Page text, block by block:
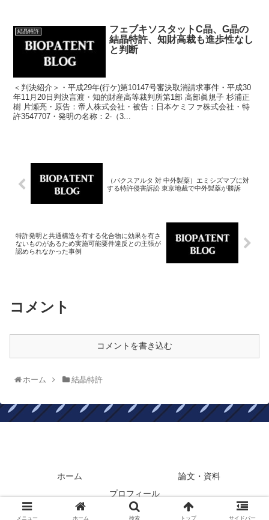
結晶特許
フェブキソスタットC晶、G晶の
結晶特許、知財高裁も進歩性なし
と判断
＜判決紹介＞・平成29年(行ケ)第10147号審決取消請求事件・平成30
年11月20日判決言渡・知的財産高等裁判所第1部 高部眞規子 杉浦正
樹 片瀬亮・原告：帝人株式会社・被告：日本ケミファ株式会社・特
許3547707・発明の名称：2-（3...
（バクスアルタ 対 中外製薬）エミシズマブに対
する特許侵害訴訟 東京地裁で中外製薬が勝訴
特許発明と共通構造を有する化合物に効果を有さ
ないものがあるため実施可能要件違反との主張が
認められなかった事例
コメント
コメントを書き込む
ホーム 結晶特許
ホーム
論文・資料
プロフィール
Copyright © 2010-2026 BIOPATENTBLOG All Rights Reserved.
メニュー ホーム 検索 トップ サイドバー